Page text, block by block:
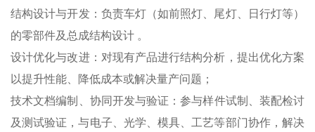
‌结构设计与开发‌：负责车灯（如前照灯、尾灯、日行灯等）
的零部件及总成结构设计 。
‌设计优化与改进‌：对现有产品进行结构分析，提出优化方案
以提升性能、降低成本或解决量产问题；
‌技术文档编制‌、协同开发与验证‌：参与样件试制、装配检讨
及测试验证，与电子、光学、模具、工艺等部门协作，解决